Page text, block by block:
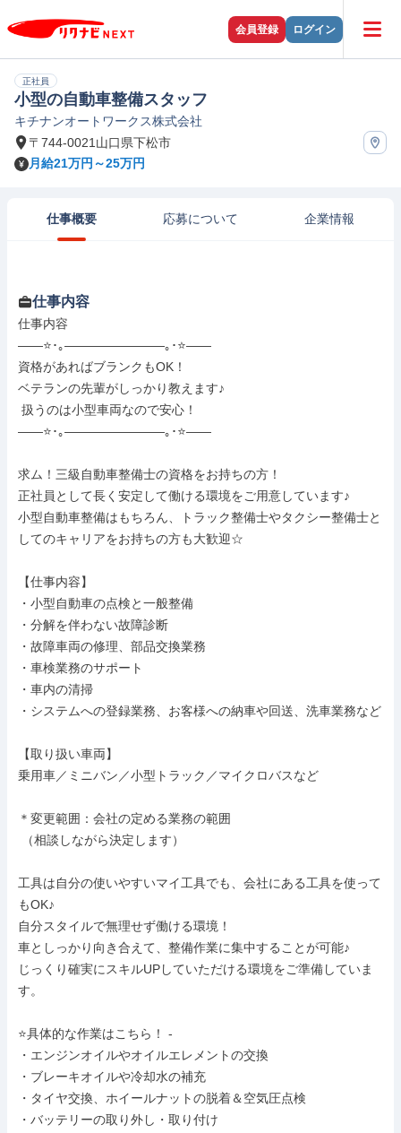
会員登録 ログイン
正社員
小型の自動車整備スタッフ
キチナンオートワークス株式会社
〒744-0021山口県下松市
月給21万円～25万円
仕事概要 応募について 企業情報
仕事内容
仕事内容
――⭐･｡――――――――｡･⭐――
資格があればブランクもOK！
ベテランの先輩がしっかり教えます♪
――⭐･｡――――――――｡･⭐――
求ム！三級自動車整備士の資格をお持ちの方！
正社員として長く安定して働ける環境をご用意しています♪
小型自動車整備はもちろん、トラック整備士やタクシー整備士と
してのキャリアをお持ちの方も大歓迎☆
【仕事内容】
・小型自動車の点検と一般整備
・分解を伴わない故障診断
・故障車両の修理、部品交換業務
・車検業務のサポート
・車内の清掃
・システムへの登録業務、お客様への納車や回送、洗車業務など
【取り扱い車両】
乗用車／ミニバン／小型トラック／マイクロバスなど
＊変更範囲：会社の定める業務の範囲
工具は自分の使いやすいマイ工具でも、会社にある工具を使って
もOK♪
自分スタイルで無理せず働ける環境！
車としっかり向き合えて、整備作業に集中することが可能♪
じっくり確実にスキルUPしていただける環境をご準備していま
す。
⭐具体的な作業はこちら！ -
・エンジンオイルやオイルエレメントの交換
・ブレーキオイルや冷却水の補充
・タイヤ交換、ホイールナットの脱着＆空気圧点検
・バッテリーの取り外し・取り付け